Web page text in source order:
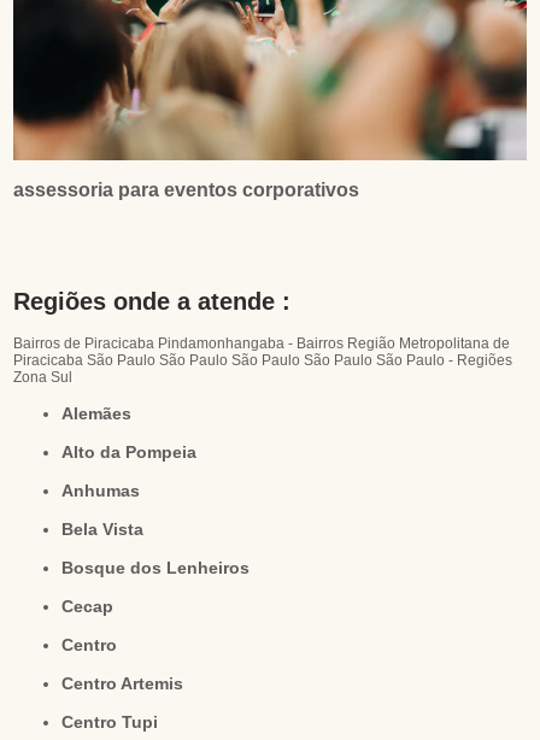
assessoria para eventos corporativos
Regiões onde a atende :
Bairros de Piracicaba Pindamonhangaba - Bairros Região Metropolitana de
Piracicaba São Paulo São Paulo São Paulo São PauloSão Paulo - Regiões
Zona Sul
Alemães
Alto da Pompeia
Anhumas
Bela Vista
Bosque dos Lenheiros
Cecap
Centro
Centro Artemis
Centro Tupi